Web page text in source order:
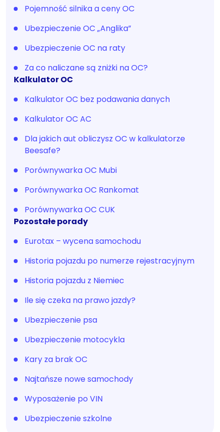
Pojemność silnika a ceny OC
Ubezpieczenie OC „Anglika”
Ubezpieczenie OC na raty
Za co naliczane są zniżki na OC?
Kalkulator OC
Kalkulator OC bez podawania danych
Kalkulator OC AC
Dla jakich aut obliczysz OC w kalkulatorze
Beesafe?
Porównywarka OC Mubi
Porównywarka OC Rankomat
Porównywarka OC CUK
Pozostałe porady
Eurotax – wycena samochodu
Historia pojazdu po numerze rejestracyjnym
Historia pojazdu z Niemiec
Ile się czeka na prawo jazdy?
Ubezpieczenie psa
Ubezpieczenie motocykla
Kary za brak OC
Najtańsze nowe samochody
Wyposażenie po VIN
Ubezpieczenie szkolne